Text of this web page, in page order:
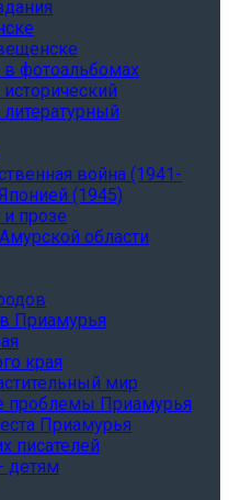
фотоальбомах
война (1941-
(1945)
и прозе
области
Приамурья
края
мир
проблемы Приамурья
Приамурья
писателей
детям